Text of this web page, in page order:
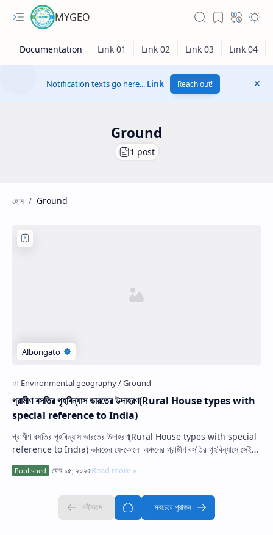
MYGEO
Notification texts go here... Link Reach out!
Ground
Ground
গ্রামীণ বসতির গৃহবিন্যাস ভারতের উদাহরণ(Rural House types with
special reference to India)
গ্রামীণ বসতির গৃহবিন্যাস ভারতের উদাহরণ(Rural House types with special
reference to India) ভারতের যে-কোনো অঞ্চলের গ্রামীণ বসতির গৃহবিন্যাসে সেই